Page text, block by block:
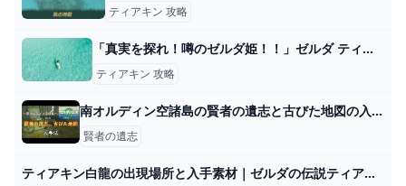
ティアキン 攻略
「真実を探れ！噂のゼルダ姫！！」ゼルダ ティアキン攻略「エピソードチャレンジ編」【ゼルダの伝説ティアーズオブザキングダム攻略】 GameGamingGames
ティアキン 攻略
南オルディン空諸島の賢者の遺志と古びた地図の入手法【ティアキン攻略】 - YouTube
賢者の遺志
ティアキン白龍の出現場所と入手素材｜ゼルダの伝説ティアーズオブザキングダム 令和の知恵袋